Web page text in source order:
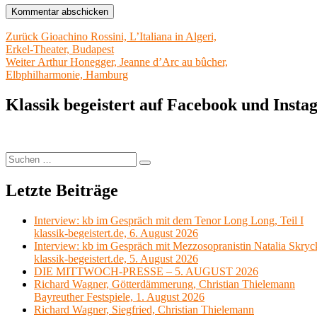
Beitragsnavigation
Zurück Vorheriger
Beitrag:
Gioachino Rossini, L’Italiana in Algeri,
Erkel-Theater, Budapest
Weiter Nächster
Beitrag:
Arthur Honegger, Jeanne d’Arc au bûcher,
Elbphilharmonie, Hamburg
Klassik begeistert auf Facebook und
Suchen
nach:
Suchen
Letzte Beiträge
Interview: kb im Gespräch mit dem Tenor Long Long, Teil I
klassik-begeistert.de, 6. August 2026
Interview: kb im Gespräch mit Mezzosopranistin Natalia
klassik-begeistert.de, 5. August 2026
DIE MITTWOCH-PRESSE – 5. AUGUST 2026
Richard Wagner, Götterdämmerung, Christian Thielemann
Bayreuther Festspiele, 1. August 2026
Richard Wagner, Siegfried, Christian Thielemann